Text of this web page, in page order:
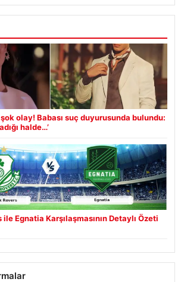
şok olay! Babası suç duyurusunda bulundu:
halde…’
Egnatia Karşılaşmasının Detaylı Özeti